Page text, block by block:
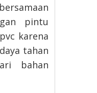
pintu
karena
tahan
bahan